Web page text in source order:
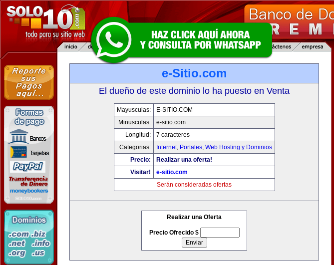
e-Sitio.com
El dueño de este dominio lo ha puesto en Venta
Mayusculas:
E-SITIO.COM
Minusculas:
e-sitio.com
Longitud:
7 caracteres
Categorias:
Internet, Portales, Web Hosting y Dominios
Precio:
Realizar una oferta!
Visitar!
e-sitio.com
Serán consideradas ofertas
Realizar una Oferta
Precio Ofrecido $